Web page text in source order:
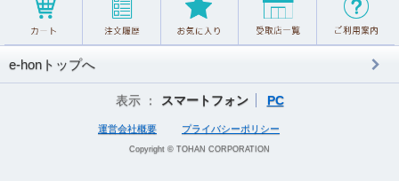
e-honトップへ
表示 ： スマートフォン PC
運営会社概要 プライバシーポリシー
Copyright © TOHAN CORPORATION